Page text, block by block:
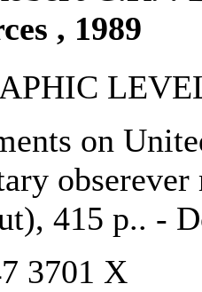
, 1989
on
obserever
415 p.. -
3701 X